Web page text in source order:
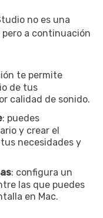
no es una
a continuación
te permite
de tus
calidad de sonido.
: puedes
y crear el
necesidades y
: configura un
las que puedes
en Mac.